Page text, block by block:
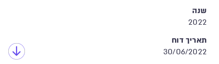
שנה
2022
תאריך דוח
30/06/2022